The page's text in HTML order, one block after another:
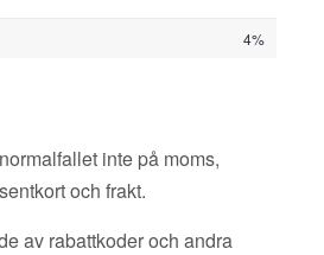
4%
inte på moms,
och frakt.
av rabattkoder och andra